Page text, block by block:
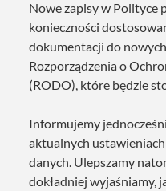
Nowe zapisy w Polityce
konieczności
dokumentacji do
Rozporządzenia o
(RODO), które będzie
Informujemy
aktualnych
danych. Ulepszamy
dokładniej wyjaśniamy,